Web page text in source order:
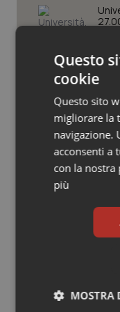
Oncologia &
Psoriasi &
Quotidiano
Quotidiano
Quotidiano
Quotidiano
Rene &
Pnrr
X e
al
Ultime
Questo
cookie
Questo sito
migliorare la
navigazione.
acconsenti a
con la nostra
più
MOSTRA